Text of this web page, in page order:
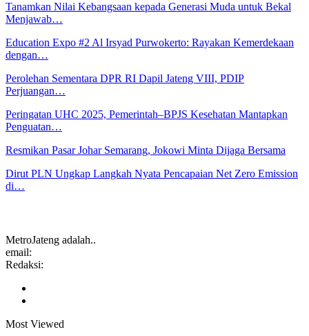
Tanamkan Nilai Kebangsaan kepada Generasi Muda untuk Bekal
Menjawab…
Education Expo #2 Al Irsyad Purwokerto: Rayakan Kemerdekaan
dengan…
Perolehan Sementara DPR RI Dapil Jateng VIII, PDIP
Perjuangan…
Peringatan UHC 2025, Pemerintah–BPJS Kesehatan Mantapkan
Penguatan…
Resmikan Pasar Johar Semarang, Jokowi Minta Dijaga Bersama
Dirut PLN Ungkap Langkah Nyata Pencapaian Net Zero Emission
di…
MetroJateng adalah..
email:
Redaksi:
Most Viewed